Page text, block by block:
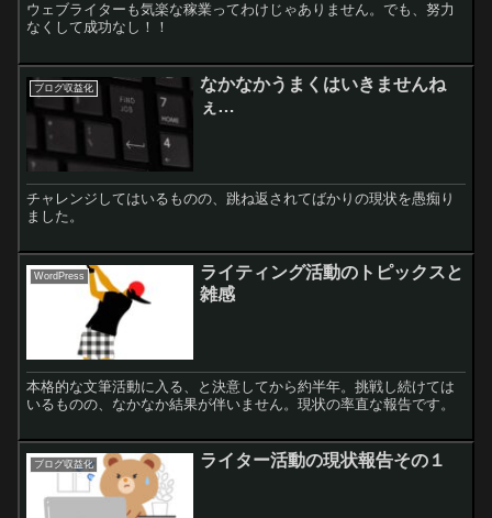
ウェブライターも気楽な稼業ってわけじゃありません。でも、努力
なくして成功なし！！
ブログ収益化
なかなかうまくはいきませんね
ぇ…
チャレンジしてはいるものの、跳ね返されてばかりの現状を愚痴り
ました。
WordPress
ライティング活動のトピックスと
雑感
本格的な文筆活動に入る、と決意してから約半年。挑戦し続けては
いるものの、なかなか結果が伴いません。現状の率直な報告です。
ブログ収益化 ライター活動の現状報告その１